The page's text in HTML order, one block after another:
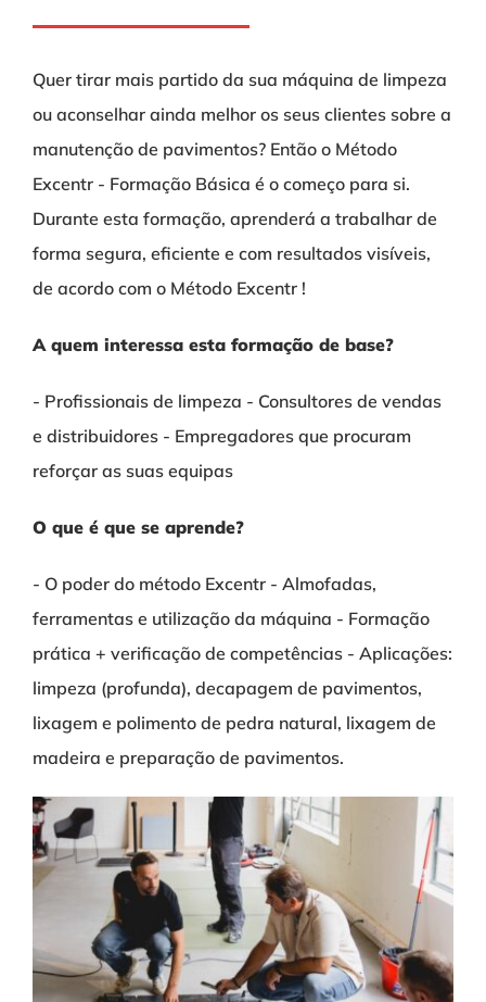
Quer tirar mais partido da sua máquina de limpeza
ou aconselhar ainda melhor os seus clientes sobre a
manutenção de pavimentos? Então o Método
Excentr - Formação Básica é o começo para si.
Durante esta formação, aprenderá a trabalhar de
forma segura, eficiente e com resultados visíveis,
de acordo com o Método Excentr !
A quem interessa esta formação de base?
- Profissionais de limpeza - Consultores de vendas
e distribuidores - Empregadores que procuram
reforçar as suas equipas
O que é que se aprende?
- O poder do método Excentr - Almofadas,
ferramentas e utilização da máquina - Formação
prática + verificação de competências - Aplicações:
limpeza (profunda), decapagem de pavimentos,
lixagem e polimento de pedra natural, lixagem de
madeira e preparação de pavimentos.